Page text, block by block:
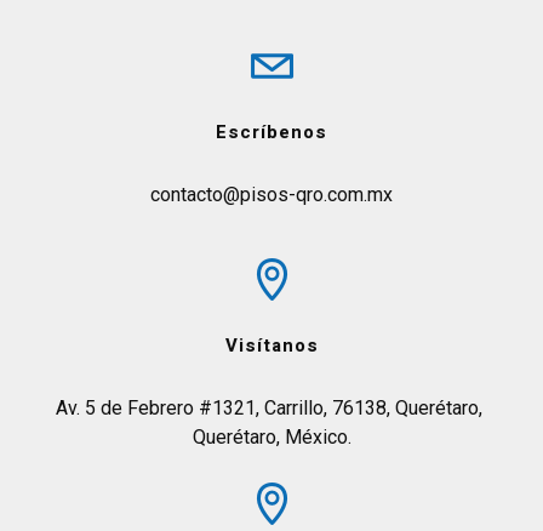
Escríbenos
contacto@pisos-qro.com.mx
Visítanos
Av. 5 de Febrero #1321, Carrillo, 76138, Querétaro,
Querétaro, México.